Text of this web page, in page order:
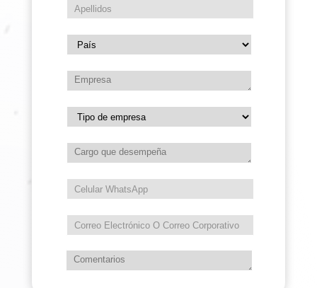
Por más de 5 años continuos hemos llevado
del Consumidor, una estrategia en la cual,
por medio de diferentes Unidades Móviles
hemos velado por los derechos y deberes de
los ciudadanos como consumidores.
Anterior campaña Siguiente campaña